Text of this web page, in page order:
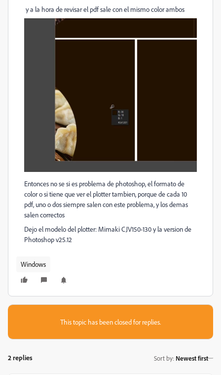
y a la hora de revisar el pdf sale con el mismo color ambos
Entonces no se si es problema de photoshop, el formato de
color o si tiene que ver el plotter tambien, porque de cada 10
pdf, uno o dos siempre salen con este problema, y los demas
salen correctos
Dejo el modelo del plotter: Mimaki CJV150-130 y la version de
Photoshop v25.12
Windows
This topic has been closed for replies.
2 replies Sort by: Newest first